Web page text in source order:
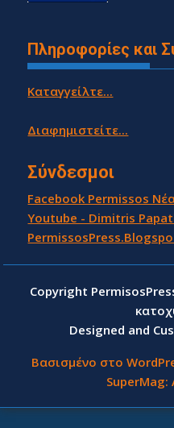
Πληροφορίες και
Καταγγείλτε...
Διαφημιστείτε...
Σύνδεσμοι
Facebook Permissos
Youtube - Dimitris
Copyright
Designed and
Βασισμένο στο
SuperMag: